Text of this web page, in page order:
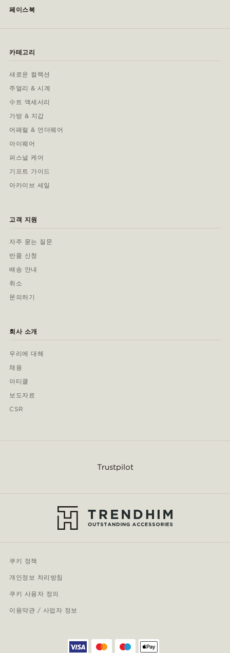
페이스북
카테고리
새로운 컬렉션
주얼리 & 시계
수트 액세서리
가방 & 지갑
어패럴 & 언더웨어
아이웨어
퍼스널 케어
기프트 가이드
아카이브 세일
고객 지원
자주 묻는 질문
반품 신청
배송 안내
취소
문의하기
회사 소개
우리에 대해
채용
아티클
보도자료
CSR
Trustpilot
쿠키 정책
개인정보 처리방침
쿠키 사용자 정의
이용약관 / 사업자 정보